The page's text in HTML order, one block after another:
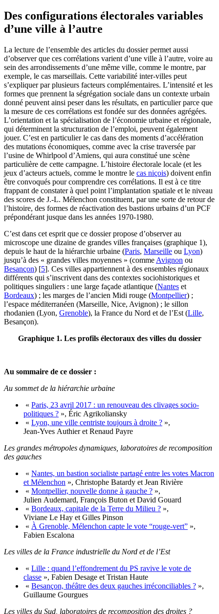
Des configurations électorales variables
d’une ville à l’autre
La lecture de l’ensemble des articles du dossier permet aussi
d’observer que ces corrélations varient d’une ville à l’autre, voire au
sein des arrondissements d’une même ville, comme le montre, par
exemple, le cas marseillais. Cette variabilité inter-villes peut
s’expliquer par plusieurs facteurs complémentaires. L’intensité et les
formes que prennent la ségrégation sociale dans un contexte urbain
donné peuvent ainsi peser dans les résultats, en particulier parce que
la mesure de ces corrélations est fondée sur des données agrégées.
L’orientation et la spécialisation de l’économie urbaine et régionale,
qui déterminent la structuration de l’emploi, peuvent également
jouer. C’est en particulier le cas dans des moments d’accélération
des mutations économiques, comme avec la crise traversée par
l’usine de Whirlpool d’Amiens, qui aura constitué une scène
particulière de cette campagne. L’histoire électorale locale (et les
jeux d’acteurs actuels, comme le montre le cas niçois) doivent enfin
être convoqués pour comprendre ces corrélations. Il est à ce titre
frappant de constater à quel point l’implantation spatiale et le niveau
des scores de J.‑L. Mélenchon constituent, par une sorte de retour de
l’histoire, des formes de réactivation des bastions urbains d’un PCF
prépondérant jusque dans les années 1970‑1980.
C’est dans cet esprit que ce dossier propose d’observer au
microscope une dizaine de grandes villes françaises (graphique 1),
depuis le haut de la hiérarchie urbaine (Paris, Marseille ou Lyon)
jusqu’à des « grandes villes moyennes » (comme Avignon ou
Besançon) [5]. Ces villes appartiennent à des ensembles régionaux
différents qui s’inscrivent dans des contextes sociohistoriques et
politiques singuliers : une large façade atlantique (Nantes et
Bordeaux) ; les marges de l’ancien Midi rouge (Montpellier) ;
l’espace méditerranéen (Marseille, Nice, Avignon) ; le sillon
rhodanien (Lyon, Grenoble), la France du Nord et de l’Est (Lille,
Besançon).
Graphique 1. Les profils électoraux des villes du dossier
Au sommaire de ce dossier :
Au sommet de la hiérarchie urbaine
« Paris, 23 avril 2017 : un renouveau des clivages socio-
politiques ? », Éric Agrikoliansky
« Lyon, une ville centriste toujours à droite ? »,
Jean‑Yves Authier et Renaud Payre
Les grandes métropoles dynamiques, laboratoires de recomposition
des gauches
« Nantes, un bastion socialiste partagé entre les votes Macron
et Mélenchon », Christophe Batardy et Jean Rivière
« Montpellier, nouvelle donne à gauche ? »,
Julien Audemard, François Buton et David Gouard
« Bordeaux, capitale de la Terre du Milieu ? »,
Viviane Le Hay et Gilles Pinson
« À Grenoble, Mélenchon capte le vote “rouge-vert” »,
Fabien Escalona
Les villes de la France industrielle du Nord et de l’Est
« Lille : quand l’effondrement du PS ravive le vote de
classe », Fabien Desage et Tristan Haute
« Besançon, théâtre des deux gauches irréconciliables ? »,
Guillaume Gourgues
Les villes du Sud, laboratoires de recomposition des droites ?